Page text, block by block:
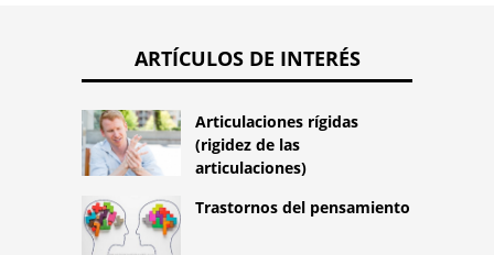
ARTÍCULOS DE INTERÉS
Articulaciones rígidas
(rigidez de las
articulaciones)
Trastornos del pensamiento